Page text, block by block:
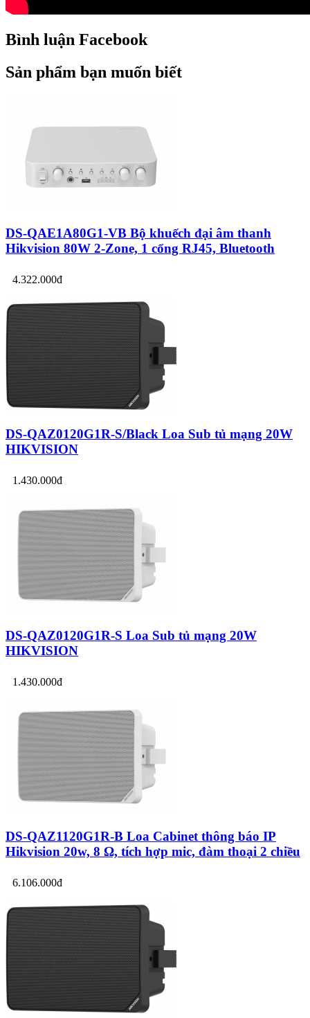
Bình luận Facebook
Sản phẩm bạn muốn biết
DS-QAE1A80G1-VB Bộ khuếch đại âm thanh
Hikvision 80W 2-Zone, 1 cổng RJ45, Bluetooth
4.322.000đ
DS-QAZ0120G1R-S/Black Loa Sub tủ mạng 20W
HIKVISION
1.430.000đ
DS-QAZ0120G1R-S Loa Sub tủ mạng 20W
HIKVISION
1.430.000đ
DS-QAZ1120G1R-B Loa Cabinet thông báo IP
Hikvision 20w, 8 Ω, tích hợp mic, đàm thoại 2 chiều
6.106.000đ